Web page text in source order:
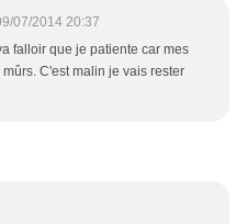
07/2014 20:37
falloir que je patiente car mes
C'est malin je vais rester